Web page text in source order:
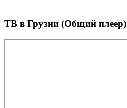
ТВ в Грузии (Общий плеер)